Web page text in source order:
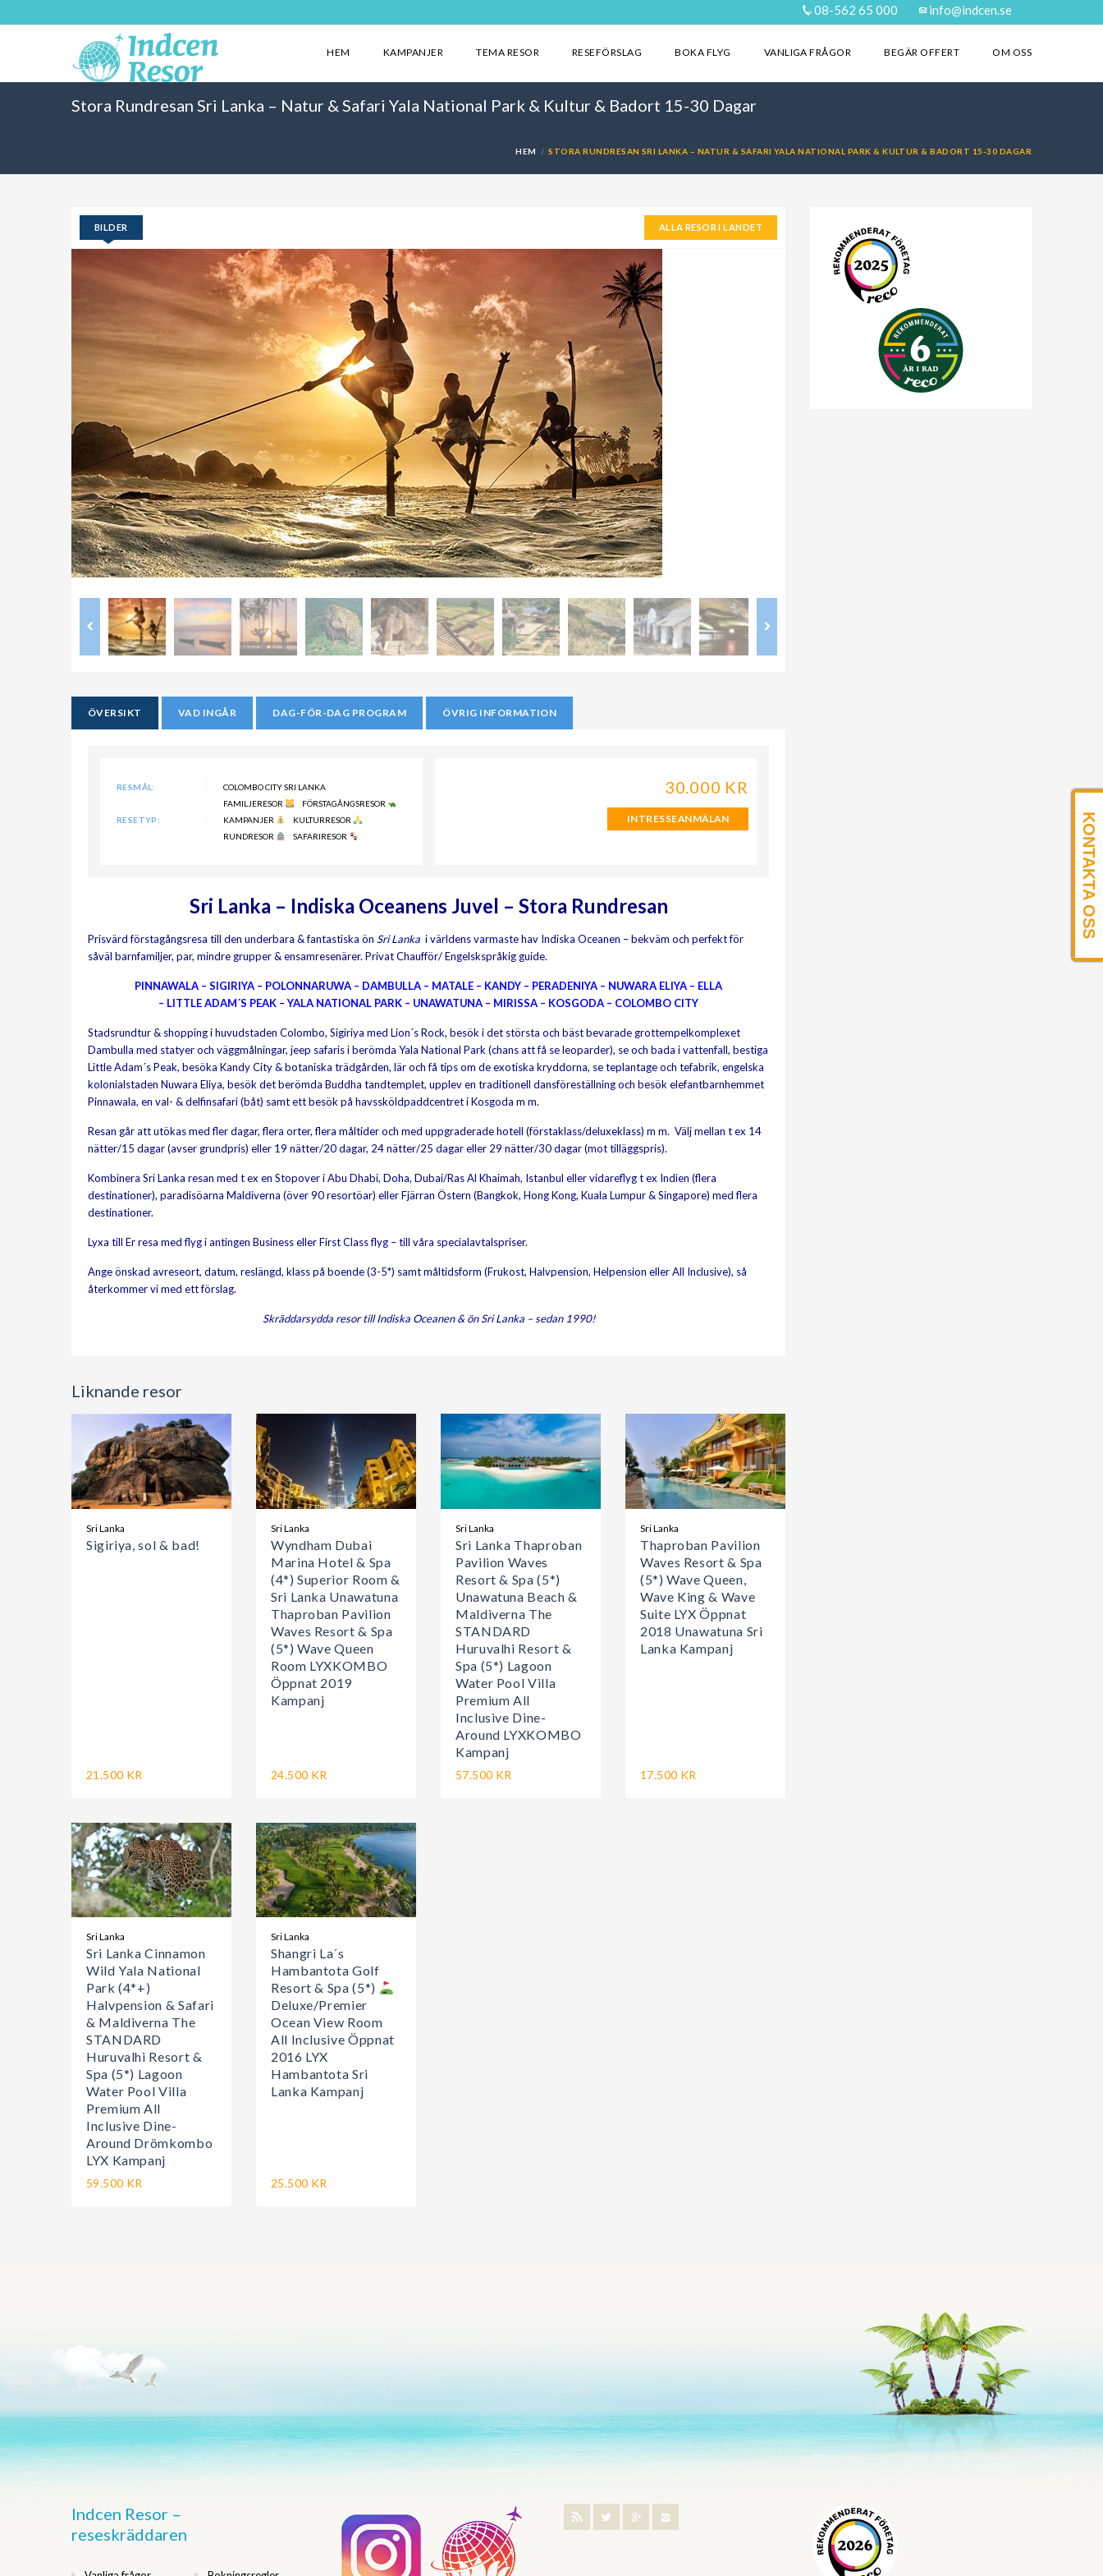
08-562 65 000 info@indcen.se
HEM KAMPANJER TEMA RESOR RESEFÖRSLAG BOKA FLYG VANLIGA FRÅGOR BEGÄR OFFERT OM OSS
Stora Rundresan Sri Lanka – Natur & Safari Yala National Park & Kultur & Badort 15-30 Dagar
HEM STORA RUNDRESAN SRI LANKA – NATUR & SAFARI YALA NATIONAL PARK & KULTUR & BADORT 15-30 DAGAR
BILDER ALLA RESOR I LANDET
ÖVERSIKT VAD INGÅR DAG-FÖR-DAG PROGRAM ÖVRIG INFORMATION
RESMÅL: COLOMBO CITY SRI LANKA
RESETYP:
FAMILJERESOR
FÖRSTAGÅNGSRESOR
KAMPANJER
KULTURRESOR
RUNDRESOR
SAFARIRESOR
30.000 KR
INTRESSEANMÄLAN
Sri Lanka – Indiska Oceanens Juvel – Stora Rundresan
Prisvärd förstagångsresa till den underbara & fantastiska ön Sri Lanka i världens varmaste hav Indiska Oceanen – bekväm och perfekt för
såväl barnfamiljer, par, mindre grupper & ensamresenärer. Privat Chaufför/ Engelskspråkig guide.
PINNAWALA – SIGIRIYA – POLONNARUWA – DAMBULLA – MATALE – KANDY – PERADENIYA – NUWARA ELIYA – ELLA
– LITTLE ADAM´S PEAK – YALA NATIONAL PARK – UNAWATUNA – MIRISSA – KOSGODA – COLOMBO CITY
Stadsrundtur & shopping i huvudstaden Colombo, Sigiriya med Lion´s Rock, besök i det största och bäst bevarade grottempelkomplexet
Dambulla med statyer och väggmålningar, jeep safaris i berömda Yala National Park (chans att få se leoparder), se och bada i vattenfall, bestiga
Little Adam´s Peak, besöka Kandy City & botaniska trädgården, lär och få tips om de exotiska kryddorna, se teplantage och tefabrik, engelska
kolonialstaden Nuwara Eliya, besök det berömda Buddha tandtemplet, upplev en traditionell dansföreställning och besök elefantbarnhemmet
Pinnawala, en val- & delfinsafari (båt) samt ett besök på havssköldpaddcentret i Kosgoda m m.
Resan går att utökas med fler dagar, flera orter, flera måltider och med uppgraderade hotell (förstaklass/deluxeklass) m m. Välj mellan t ex 14
nätter/15 dagar (avser grundpris) eller 19 nätter/20 dagar, 24 nätter/25 dagar eller 29 nätter/30 dagar (mot tilläggspris).
Kombinera Sri Lanka resan med t ex en Stopover i Abu Dhabi, Doha, Dubai/Ras Al Khaimah, Istanbul eller vidareflyg t ex Indien (flera
destinationer), paradisöarna Maldiverna (över 90 resortöar) eller Fjärran Östern (Bangkok, Hong Kong, Kuala Lumpur & Singapore) med flera
destinationer.
Lyxa till Er resa med flyg i antingen Business eller First Class flyg – till våra specialavtalspriser.
Ange önskad avreseort, datum, reslängd, klass på boende (3-5*) samt måltidsform (Frukost, Halvpension, Helpension eller All Inclusive), så
återkommer vi med ett förslag.
Skräddarsydda resor till Indiska Oceanen & ön Sri Lanka – sedan 1990!
Liknande resor
Sri Lanka
Sigiriya, sol & bad!
21.500 KR
Sri Lanka
Wyndham Dubai
Marina Hotel & Spa
(4*) Superior Room &
Sri Lanka Unawatuna
Thaproban Pavilion
Waves Resort & Spa
(5*) Wave Queen
Room LYXKOMBO
Öppnat 2019
Kampanj
24.500 KR
Sri Lanka
Sri Lanka Thaproban
Pavilion Waves
Resort & Spa (5*)
Unawatuna Beach &
Maldiverna The
STANDARD
Huruvalhi Resort &
Spa (5*) Lagoon
Water Pool Villa
Premium All
Inclusive Dine-
Around LYXKOMBO
Kampanj
57.500 KR
Sri Lanka
Thaproban Pavilion
Waves Resort & Spa
(5*) Wave Queen,
Wave King & Wave
Suite LYX Öppnat
2018 Unawatuna Sri
Lanka Kampanj
17.500 KR
Sri Lanka
Sri Lanka Cinnamon
Wild Yala National
Park (4*+)
Halvpension & Safari
& Maldiverna The
STANDARD
Huruvalhi Resort &
Spa (5*) Lagoon
Water Pool Villa
Premium All
Inclusive Dine-
Around Drömkombo
LYX Kampanj
59.500 KR
Sri Lanka
Shangri La´s
Hambantota Golf
Resort & Spa (5*)
Deluxe/Premier
Ocean View Room
All Inclusive Öppnat
2016 LYX
Hambantota Sri
Lanka Kampanj
25.500 KR
Indcen Resor –
reseskräddaren
KONTAKTA OSS